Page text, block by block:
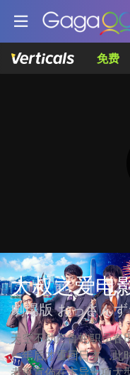
免费
大叔之爱电
劇場版 おっさん
天空不动产鲁蛇职员春
一年后才重回日本。此
者更宣佈在主导一项大